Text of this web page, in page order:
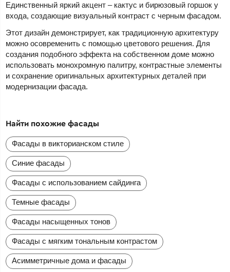
Единственный яркий акцент – кактус и бирюзовый горшок у
входа, создающие визуальный контраст с черным фасадом.
Этот дизайн демонстрирует, как традиционную архитектуру
можно осовременить с помощью цветового решения. Для
создания подобного эффекта на собственном доме можно
использовать монохромную палитру, контрастные элементы
и сохранение оригинальных архитектурных деталей при
модернизации фасада.
Найти похожие фасады
Фасады в викторианском стиле
Синие фасады
Фасады с использованием сайдинга
Темные фасады
Фасады насыщенных тонов
Фасады с мягким тональным контрастом
Асимметричные дома и фасады